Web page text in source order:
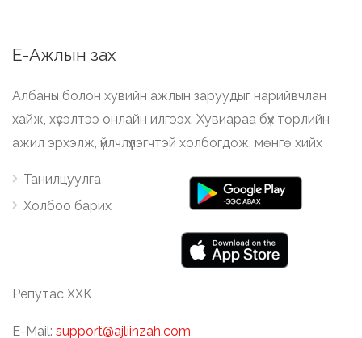
Е-Ажлын зах
Албаны болон хувийн ажлын заруудыг нарийвчлан
хайж, хүсэлтээ онлайн илгээх. Хувиараа бүх төрлийн
ажил эрхэлж, үйлчлүүлэгчтэй холбогдож, мөнгө хийх
Танилцуулга
Холбоо барих
Репутас ХХК
E-Mail: support@ajliinzah.com